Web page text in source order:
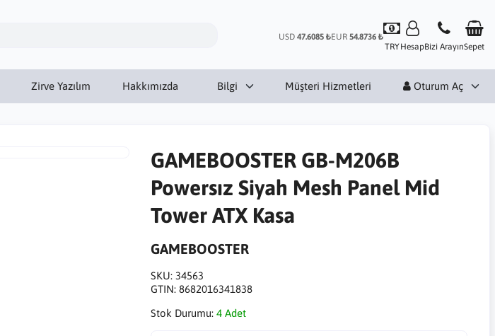
USD 47.6085 ₺EUR 54.8736 ₺
TRYHesapBizi ArayınSepet
Zirve Yazılım Hakkımızda Bilgi Müşteri Hizmetleri Oturum Aç
GAMEBOOSTER GB-M206B
Powersız Siyah Mesh Panel Mid
Tower ATX Kasa
GAMEBOOSTER
SKU: 34563
GTIN: 8682016341838
Stok Durumu: 4 Adet